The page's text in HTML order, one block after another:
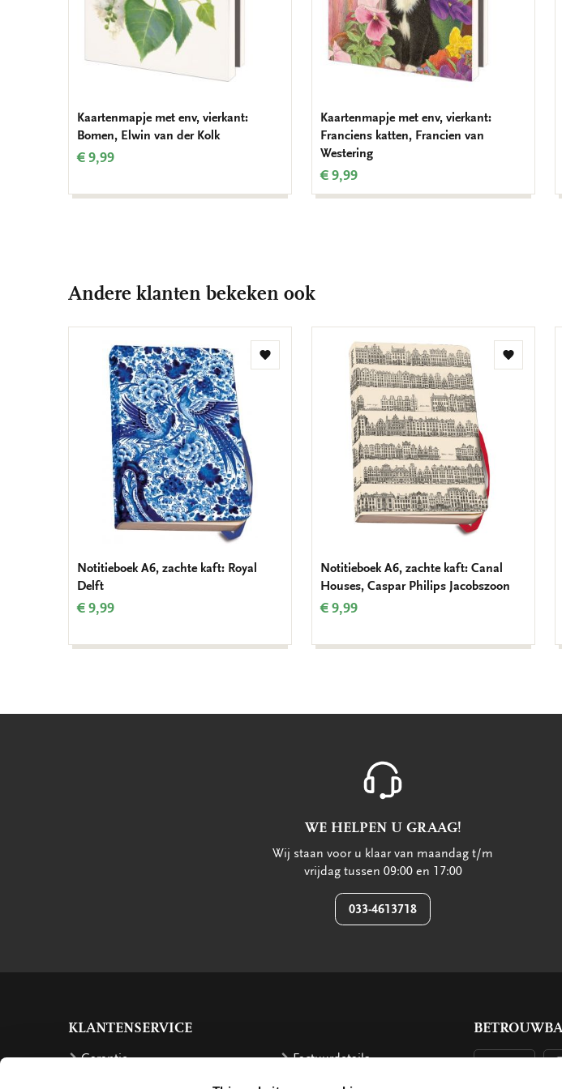
Kaartenmapje met env, vierkant:
Bomen, Elwin van der Kolk
€ 9,99
Kaartenmapje met env, vierkant:
Franciens katten, Francien van
Westering
€ 9,99
Andere klanten bekeken ook
Toevoegen
Notitieboek A6, zachte kaft: Royal
Delft
€ 9,99
Toevoegen
Notitieboek A6, zachte kaft: Canal
Houses, Caspar Philips Jacobszoon
€ 9,99
WE HELPEN U GRAAG!
Wij staan voor u klaar van maandag t/m
vrijdag tussen 09:00 en 17:00
033-4613718
KLANTENSERVICE
Garantie
Factuurdetails
Terugbetaling